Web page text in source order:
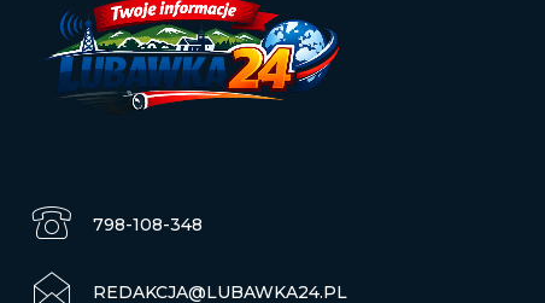
798-108-348
REDAKCJA@LUBAWKA24.PL